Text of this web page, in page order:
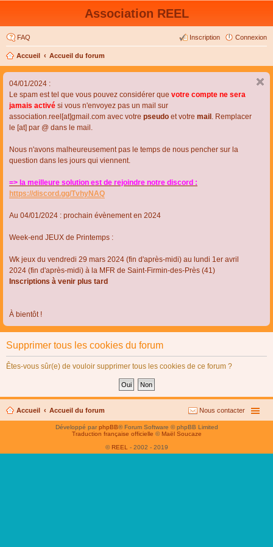
Association REEL
FAQ Connexion
Inscription
Accueil Accueil du forum
04/01/2024 :
Le spam est tel que vous pouvez considérer que votre compte ne sera
jamais activé si vous n'envoyez pas un mail sur
association.reel[at]gmail.com avec votre pseudo et votre mail . Remplacer
le [at] par @ dans le mail.
Nous n'avons malheureusement pas le temps de nous pencher sur la
question dans les jours qui viennent.
=> la meilleure solution est de rejoindre notre discord :
https://discord.gg/TvhyNAQ
Au 04/01/2024 : prochain évènement en 2024
Week-end JEUX de Printemps :
Wk jeux du vendredi 29 mars 2024 (fin d'après-midi) au lundi 1er avril
2024 (fin d'après-midi) à la MFR de Saint-Firmin-des-Près (41)
Inscriptions à venir plus tard
À bientôt !
Supprimer tous les cookies du forum
Êtes-vous sûr(e) de vouloir supprimer tous les cookies de ce forum ?
Accueil Accueil du forum Nous contacter
Développé parphpBB® Forum Software © phpBB Limited
Traduction française officielle © Maël Soucaze
© REEL - 2002 - 2019